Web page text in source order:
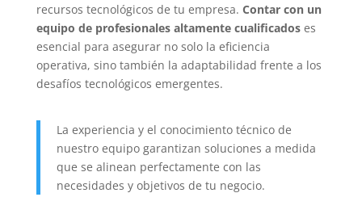
recursos tecnológicos de tu empresa. Contar con un
equipo de profesionales altamente cualificadoses
esencial para asegurar no solo la eficiencia
operativa, sino también la adaptabilidad frente a los
desafíos tecnológicos emergentes.
La experiencia y el conocimiento técnico de
nuestro equipo garantizan soluciones a medida
que se alinean perfectamente con las
necesidades y objetivos de tu negocio.